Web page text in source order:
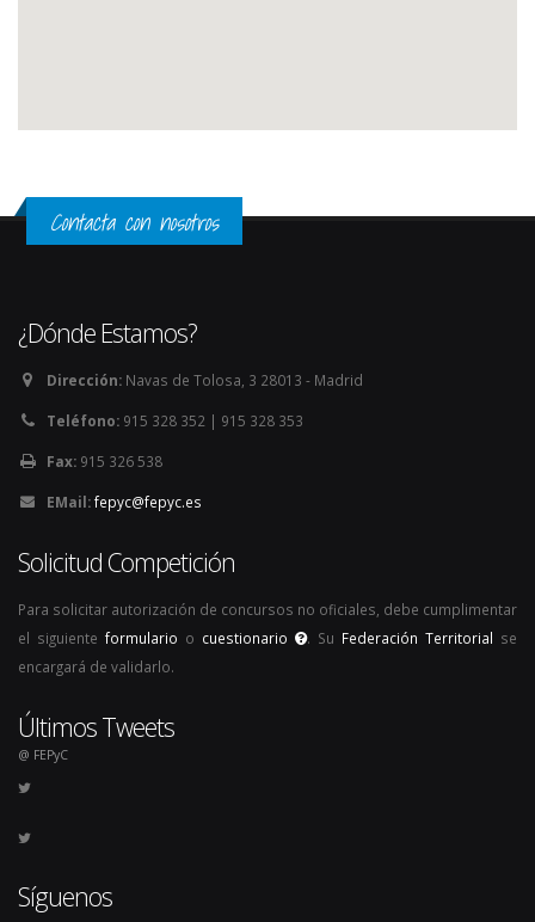
Contacta con nosotros
¿Dónde Estamos?
Dirección: Navas de Tolosa, 3 28013 - Madrid
Teléfono: 915 328 352 | 915 328 353
Fax: 915 326 538
EMail:fepyc@fepyc.es
Solicitud Competición
Para solicitar autorización de concursos no oficiales, debe cumplimentar
el siguiente formulario o cuestionario . Su Federación Territorial se
encargará de validarlo.
Últimos Tweets
@ FEPyC
Síguenos